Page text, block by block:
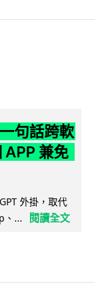
句話跨軟
APP 兼免
外掛，取代
、...
閱讀全文